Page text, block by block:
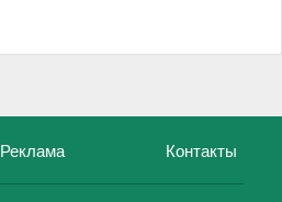
Реклама Контакты